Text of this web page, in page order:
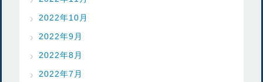
2022年10月
2022年9月
2022年8月
2022年7月